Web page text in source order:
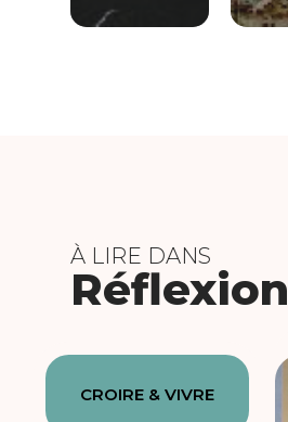
À LIRE DANS
Réflexion
CROIRE & VIVRE